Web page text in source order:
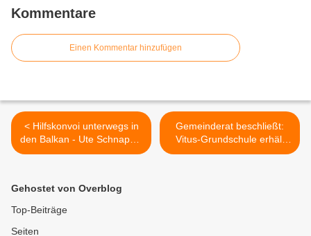
Kommentare
Einen Kommentar hinzufügen
< Hilfskonvoi unterwegs in
den Balkan - Ute Schnapp's
Aufruf wurde gehört
Gemeinderat beschließt:
Vitus-Grundschule erhält
zweite Hortgruppe und
Gehostet von Overblog
Top-Beiträge
Seiten